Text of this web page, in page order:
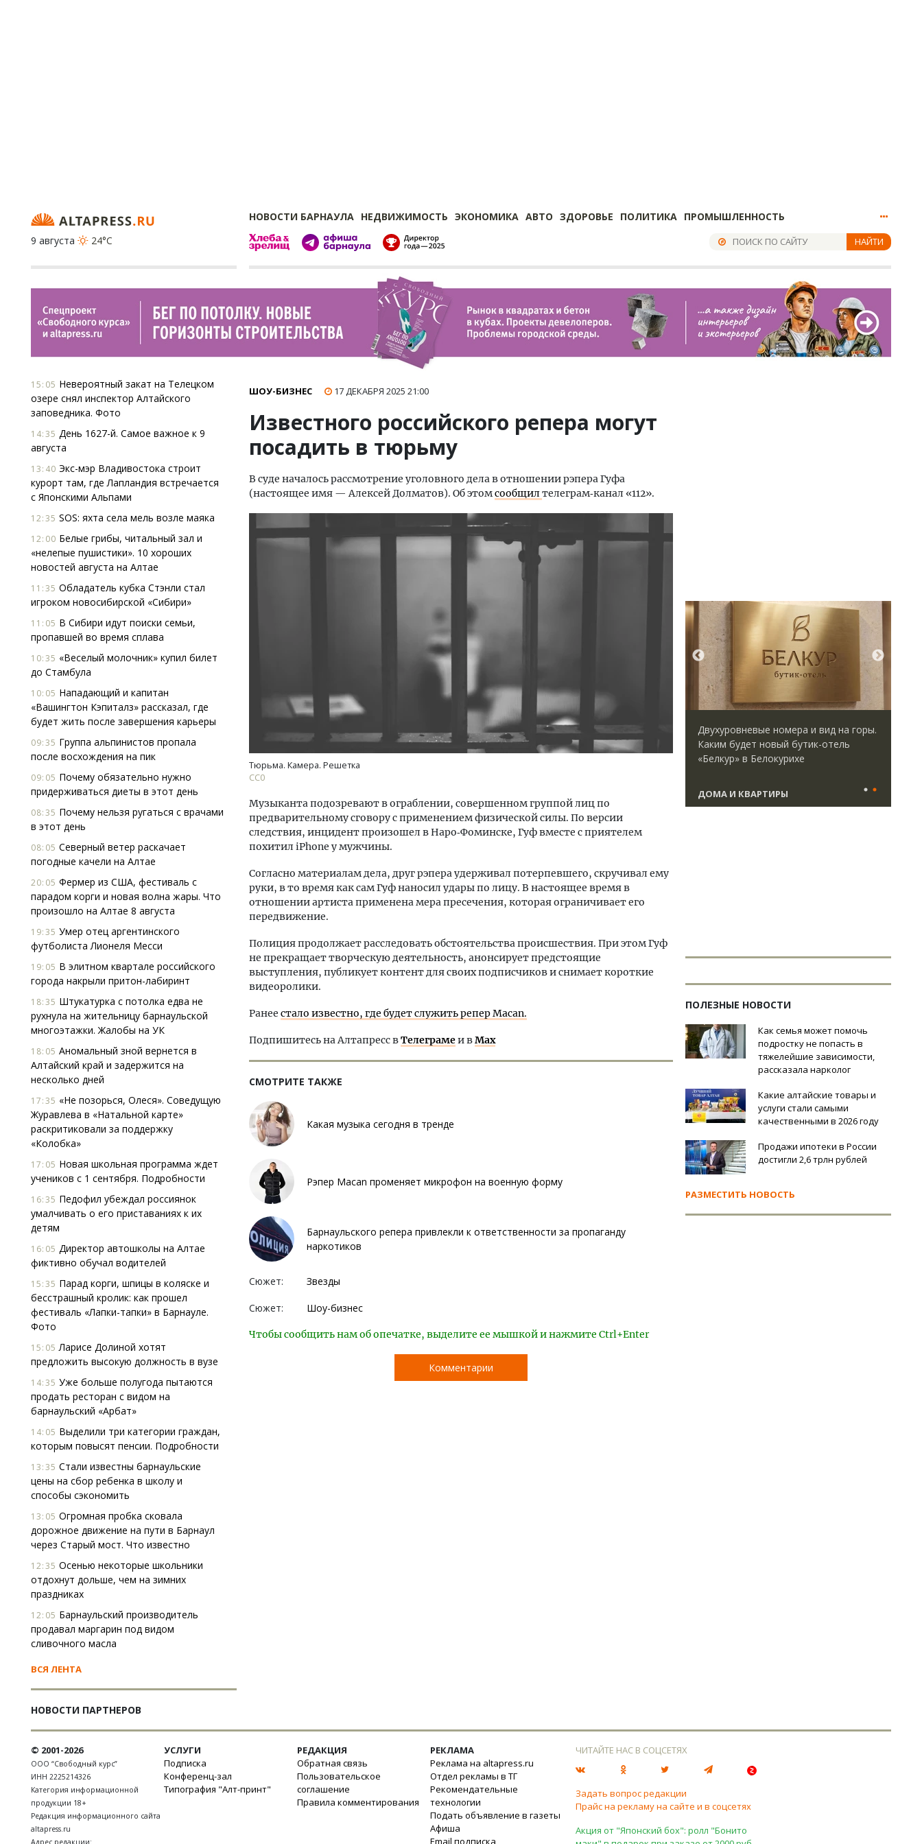
НОВОСТИ БАРНАУЛА НЕДВИЖИМОСТЬ ЭКОНОМИКА АВТО ЗДОРОВЬЕ ПОЛИТИКА ПРОМЫШЛЕННОСТЬ
9 августа
24°C НАЙТИ
15:05 Невероятный закат на Телецком
озере снял инспектор Алтайского
заповедника. Фото
14:35 День 1627-й. Самое важное к 9
августа
13:40 Экс-мэр Владивостока строит
курорт там, где Лапландия встречается
с Японскими Альпами
12:35 SOS: яхта села мель возле маяка
12:00 Белые грибы, читальный зал и
«нелепые пушистики». 10 хороших
новостей августа на Алтае
11:35 Обладатель кубка Стэнли стал
игроком новосибирской «Сибири»
11:05 В Сибири идут поиски семьи,
пропавшей во время сплава
10:35 «Веселый молочник» купил билет
до Стамбула
10:05 Нападающий и капитан
«Вашингтон Кэпиталз» рассказал, где
будет жить после завершения карьеры
09:35 Группа альпинистов пропала
после восхождения на пик
09:05 Почему обязательно нужно
придерживаться диеты в этот день
08:35 Почему нельзя ругаться с врачами
в этот день
08:05 Северный ветер раскачает
погодные качели на Алтае
20:05 Фермер из США, фестиваль с
парадом корги и новая волна жары. Что
произошло на Алтае 8 августа
19:35 Умер отец аргентинского
футболиста Лионеля Месси
19:05 В элитном квартале российского
города накрыли притон-лабиринт
18:35 Штукатурка с потолка едва не
рухнула на жительницу барнаульской
многоэтажки. Жалобы на УК
18:05 Аномальный зной вернется в
Алтайский край и задержится на
несколько дней
17:35 «Не позорься, Олеся». Соведущую
Журавлева в «Натальной карте»
раскритиковали за поддержку
«Колобка»
17:05 Новая школьная программа ждет
учеников с 1 сентября. Подробности
16:35 Педофил убеждал россиянок
умалчивать о его приставаниях к их
детям
16:05 Директор автошколы на Алтае
фиктивно обучал водителей
15:35 Парад корги, шпицы в коляске и
бесстрашный кролик: как прошел
фестиваль «Лапки-тапки» в Барнауле.
Фото
15:05 Ларисе Долиной хотят
предложить высокую должность в вузе
14:35 Уже больше полугода пытаются
продать ресторан с видом на
барнаульский «Арбат»
14:05 Выделили три категории граждан,
которым повысят пенсии. Подробности
13:35 Стали известны барнаульские
цены на сбор ребенка в школу и
способы сэкономить
13:05 Огромная пробка сковала
дорожное движение на пути в Барнаул
через Старый мост. Что известно
12:35 Осенью некоторые школьники
отдохнут дольше, чем на зимних
праздниках
12:05 Барнаульский производитель
продавал маргарин под видом
сливочного масла
ВСЯ ЛЕНТА
НОВОСТИ ПАРТНЕРОВ
ШОУ-БИЗНЕС 17 ДЕКАБРЯ 2025 21:00
Известного российского репера могут
посадить в тюрьму
В суде началось рассмотрение уголовного дела в отношении рэпера Гуфа
(настоящее имя — Алексей Долматов). Об этомсообщилтелеграм‑канал «112».
Тюрьма. Камера. Решетка
СС0
Музыканта подозревают в ограблении, совершенном группой лиц по
предварительному сговору с применением физической силы. По версии
следствия, инцидент произошел в Наро‑Фоминске, Гуф вместе с приятелем
похитил iPhone у мужчины.
Согласно материалам дела, друг рэпера удерживал потерпевшего, скручивал ему
руки, в то время как сам Гуф наносил удары по лицу. В настоящее время в
отношении артиста применена мера пресечения, которая ограничивает его
передвижение.
Полиция продолжает расследовать обстоятельства происшествия. При этом Гуф
не прекращает творческую деятельность, анонсирует предстоящие
выступления, публикует контент для своих подписчиков и снимает короткие
видеоролики.
Ранее стало известно, где будет служить репер Macan.
Подпишитесь на Алтапресс вТелеграмеи вMax
СМОТРИТЕ ТАКЖЕ
Какая музыка сегодня в тренде
Рэпер Macan променяет микрофон на военную форму
Барнаульского репера привлекли к ответственности за пропаганду
наркотиков
Сюжет: Звезды
Сюжет: Шоу-бизнес
Чтобы сообщить нам об опечатке, выделите ее мышкой и нажмите Ctrl+Enter
Комментарии
Двухуровневые номера и вид на горы.
Каким будет новый бутик-отель
Ищем новые берега. Гендиректор
«Жилищной инициативы» Юрий
СТРОИТЕЛЬСТВО
Двухуровневые номера и вид на горы.
Каким будет новый бутик-отель
«Белкур» в Белокурихе
ДОМА И КВАРТИРЫ
ПОЛЕЗНЫЕ НОВОСТИ
Как семья может помочь
подростку не попасть в
тяжелейшие зависимости,
рассказала нарколог
Какие алтайские товары и
услуги стали самыми
качественными в 2026 году
Продажи ипотеки в России
достигли 2,6 трлн рублей
РАЗМЕСТИТЬ НОВОСТЬ
© 2001-2026
ООО “Свободный курс”
ИНН 2225214326
Категория информационной
продукции 18+
Редакция информационного сайта
altapress.ru
Адрес редакции:
УСЛУГИ
Подписка
Конференц-зал
Типография "Алт-принт"
РЕДАКЦИЯ
Обратная связь
Пользовательское
соглашение
Правила комментирования
РЕКЛАМА
Реклама на altapress.ru
Отдел рекламы в ТГ
Рекомендательные
технологии
Подать объявление в газеты
Афиша
Email подписка
ЧИТАЙТЕ НАС В СОЦСЕТЯХ
Задать вопрос редакции
Прайс на рекламу на сайте и в соцсетях
Акция от "Японский бох": ролл "Бонито